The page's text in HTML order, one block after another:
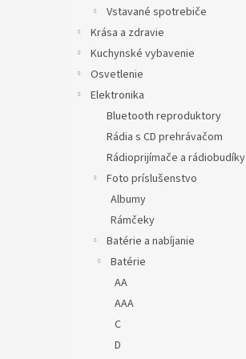
Vstavané spotrebiče
Krása a zdravie
Kuchynské vybavenie
Osvetlenie
Elektronika
Bluetooth reproduktory
Rádia s CD prehrávačom
Rádioprijímače a rádiobudíky
Foto príslušenstvo
Albumy
Rámčeky
Batérie a nabíjanie
Batérie
AA
AAA
C
D